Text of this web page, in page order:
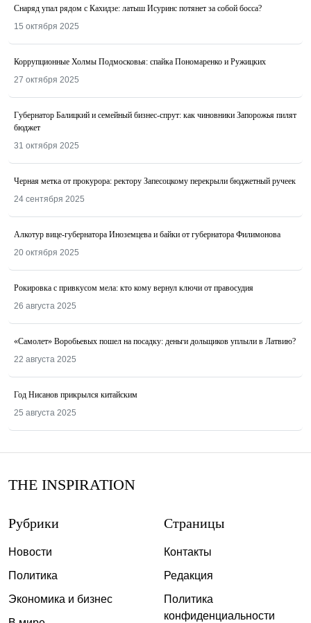
Снаряд упал рядом с Кахидзе: латыш Исуринс потянет за собой босса?
15 октября 2025
Коррупционные Холмы Подмосковья: спайка Пономаренко и Ружицких
27 октября 2025
Губернатор Балицкий и семейный бизнес-спрут: как чиновники Запорожья пилят
бюджет
31 октября 2025
Черная метка от прокурора: ректору Запесоцкому перекрыли бюджетный ручеек
24 сентября 2025
Алкотур вице-губернатора Иноземцева и байки от губернатора Филимонова
20 октября 2025
Рокировка с привкусом мела: кто кому вернул ключи от правосудия
26 августа 2025
«Самолет» Воробьевых пошел на посадку: деньги дольщиков уплыли в Латвию?
22 августа 2025
Год Нисанов прикрылся китайским
25 августа 2025
THE INSPIRATION
Рубрики
Новости
Политика
Экономика и бизнес
Страницы
Контакты
Редакция
Политика
конфиденциальности